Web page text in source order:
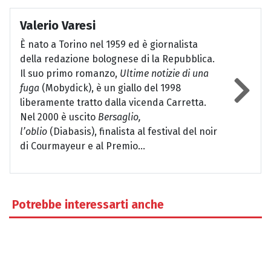
Valerio Varesi
È nato a Torino nel 1959 ed è giornalista
della redazione bolognese di la Repubblica.
Il suo primo romanzo, Ultime notizie di una
fuga (Mobydick), è un giallo del 1998
liberamente tratto dalla vicenda Carretta.
Nel 2000 è uscito Bersaglio,
l’oblio (Diabasis), finalista al festival del noir
di Courmayeur e al Premio...
Potrebbe interessarti anche